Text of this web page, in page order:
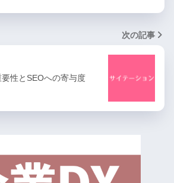
次の記事
性とSEOへの寄与度